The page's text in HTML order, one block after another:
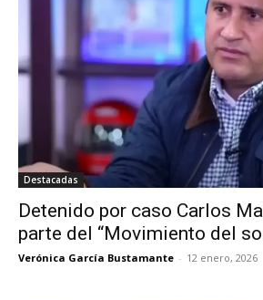
Destacadas
Detenido por caso Carlos
parte del “Movimiento del
Verónica García Bustamante - 12 enero, 2026